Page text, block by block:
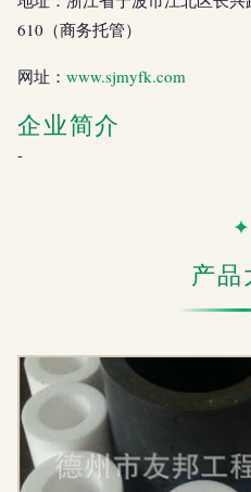
610（商务托管）
网址： www.sjmyfk.com
企业简介
-
产品